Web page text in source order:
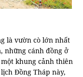
là vườn cò lớn nhất
những cánh đồng ở
khung cảnh thiên
Đồng Tháp này,